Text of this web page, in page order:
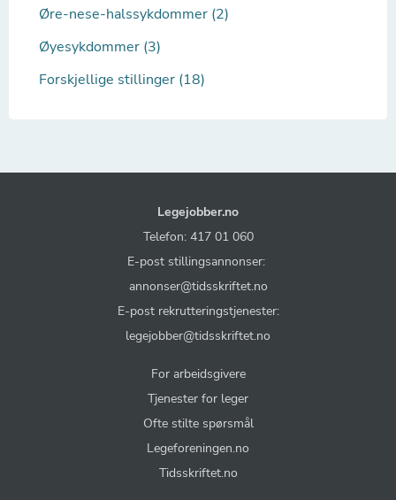
Øre-nese-halssykdommer (2)
Øyesykdommer (3)
Forskjellige stillinger (18)
Legejobber.no
Telefon: 417 01 060
E-post stillingsannonser:
annonser@tidsskriftet.no
E-post rekrutteringstjenester:
legejobber@tidsskriftet.no
For arbeidsgivere
Tjenester for leger
Ofte stilte spørsmål
Legeforeningen.no
Tidsskriftet.no